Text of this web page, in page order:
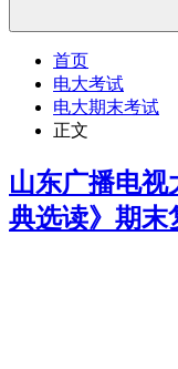
首页
电大考试
电大期末考试
正文
山东广播电视
典选读》期末